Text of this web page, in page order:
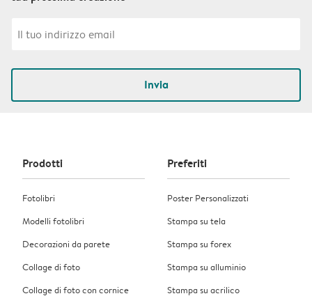
Invia
Prodotti
Fotolibri
Modelli fotolibri
Decorazioni da parete
Collage di foto
Collage di foto con cornice
Preferiti
Poster Personalizzati
Stampa su tela
Stampa su forex
Stampa su alluminio
Stampa su acrilico